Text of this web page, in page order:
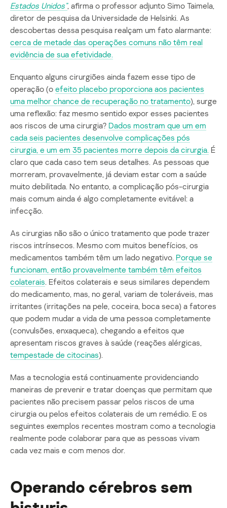
Estados Unidos”, afirma o professor adjunto Simo Taimela,
diretor de pesquisa da Universidade de Helsinki. As
descobertas dessa pesquisa realçam um fato alarmante:
cerca de metade das operações comuns não têm real
evidência de sua efetividade.
Enquanto alguns cirurgiões ainda fazem esse tipo de
operação (o efeito placebo proporciona aos pacientes
uma melhor chance de recuperação no tratamento), surge
uma reflexão: faz mesmo sentido expor esses pacientes
aos riscos de uma cirurgia? Dados mostram que um em
cada seis pacientes desenvolve complicações pós
cirurgia, e um em 35 pacientes morre depois da cirurgia. É
claro que cada caso tem seus detalhes. As pessoas que
morreram, provavelmente, já deviam estar com a saúde
muito debilitada. No entanto, a complicação pós-cirurgia
mais comum ainda é algo completamente evitável: a
infecção.
As cirurgias não são o único tratamento que pode trazer
riscos intrínsecos. Mesmo com muitos benefícios, os
medicamentos também têm um lado negativo. Porque se
funcionam, então provavelmente também têm efeitos
colaterais. Efeitos colaterais e seus similares dependem
do medicamento, mas, no geral, variam de toleráveis, mas
irritantes (irritações na pele, coceira, boca seca) a fatores
que podem mudar a vida de uma pessoa completamente
(convulsões, enxaqueca), chegando a efeitos que
apresentam riscos graves à saúde (reações alérgicas,
tempestade de citocinas).
Mas a tecnologia está continuamente providenciando
maneiras de prevenir e tratar doenças que permitam que
pacientes não precisem passar pelos riscos de uma
cirurgia ou pelos efeitos colaterais de um remédio. E os
seguintes exemplos recentes mostram como a tecnologia
realmente pode colaborar para que as pessoas vivam
cada vez mais e com menos dor.
Operando cérebros sem